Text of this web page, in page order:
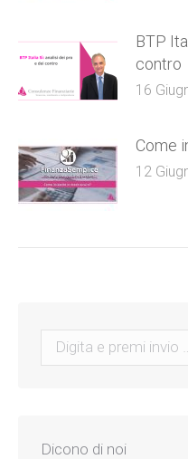
BTP
contro
16
Come
12
Search:
Dicono di noi